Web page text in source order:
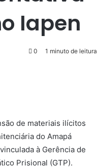
Iapen
0 1 minuto de leitura
de materiais ilícitos
do Amapá
à Gerência de
Prisional (GTP).